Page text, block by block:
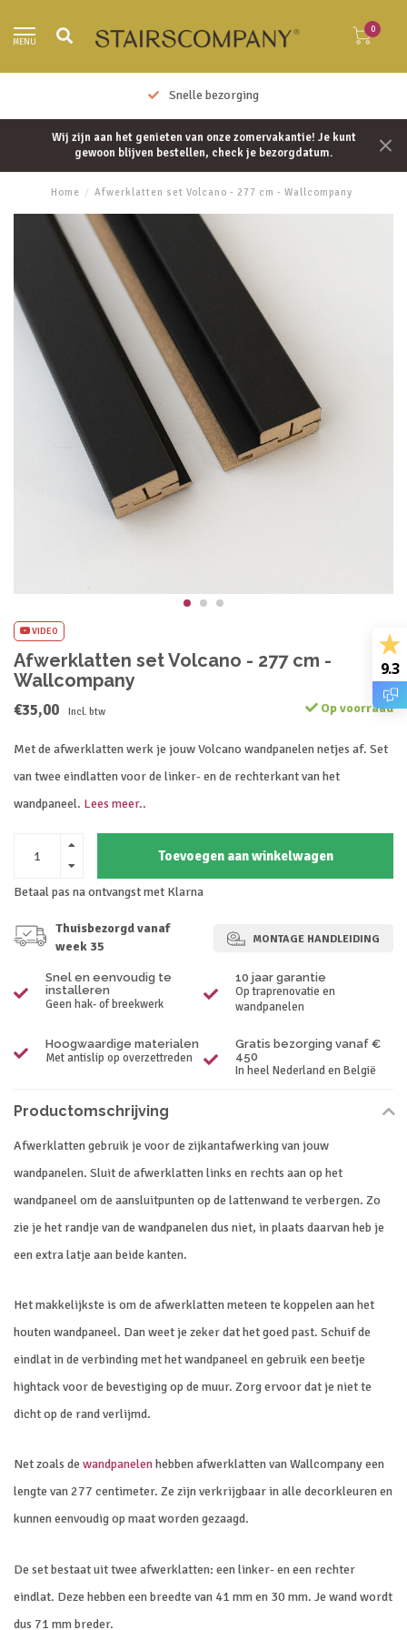
MENU
0
Snelle bezorging
Wij zijn aan het genieten van onze zomervakantie! Je kunt
gewoon blijven bestellen, check je bezorgdatum.
Home / Afwerklatten set Volcano - 277 cm - Wallcompany
VIDEO
Afwerklatten set Volcano - 277 cm -
Wallcompany
€35,00 Incl. btw Op voorraad
Met de afwerklatten werk je jouw Volcano wandpanelen netjes af. Set
van twee eindlatten voor de linker- en de rechterkant van het
wandpaneel. Lees meer..
Toevoegen aan winkelwagen
Betaal pas na ontvangst met Klarna
Thuisbezorgd vanaf
week 35
MONTAGE HANDLEIDING
Snel en eenvoudig te
installeren
Geen hak- of breekwerk
10 jaar garantie
Op traprenovatie en
wandpanelen
Hoogwaardige materialen
Met antislip op overzettreden
Gratis bezorging vanaf €
450
In heel Nederland en België
Productomschrijving
Afwerklatten gebruik je voor de zijkantafwerking van jouw
wandpanelen. Sluit de afwerklatten links en rechts aan op het
wandpaneel om de aansluitpunten op de lattenwand te verbergen. Zo
zie je het randje van de wandpanelen dus niet, in plaats daarvan heb je
een extra latje aan beide kanten.
Het makkelijkste is om de afwerklatten meteen te koppelen aan het
houten wandpaneel. Dan weet je zeker dat het goed past. Schuif de
eindlat in de verbinding met het wandpaneel en gebruik een beetje
hightack voor de bevestiging op de muur. Zorg ervoor dat je niet te
dicht op de rand verlijmd.
Net zoals de wandpanelenhebben afwerklatten van Wallcompany een
lengte van 277 centimeter. Ze zijn verkrijgbaar in alle decorkleuren en
kunnen eenvoudig op maat worden gezaagd.
De set bestaat uit twee afwerklatten: een linker- en een rechter
eindlat. Deze hebben een breedte van 41 mm en 30 mm. Je wand wordt
dus 71 mm breder.
9.3